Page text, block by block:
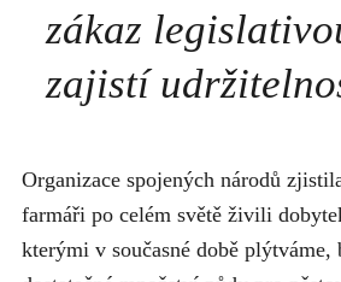
zákaz
zajistí
Organizace spojených národů
farmáři po celém světě živili
kterými v současné době